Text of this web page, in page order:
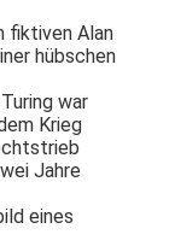
fiktiven Alan
hübschen
war
Krieg
Jahre
eines